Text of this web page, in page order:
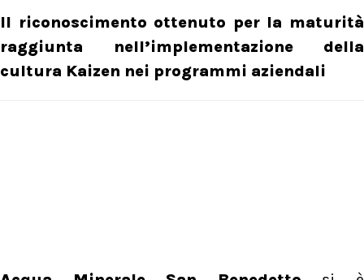
Il riconoscimento ottenuto per la maturità
raggiunta nell’implementazione della
cultura Kaizen nei programmi aziendali